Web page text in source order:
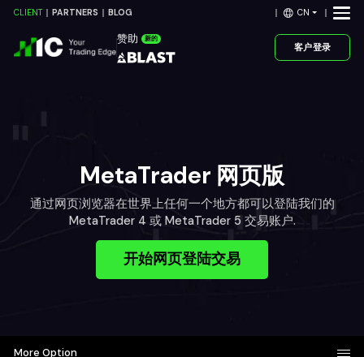
CLIENT PARTNERS BLOG CN
赞助 新的
客户登录
MetaTrader 网页版
通过网页浏览器在世界上任何一个地方都可以登陆我们的
MetaTrader 4 或 MetaTrader 5 交易账户.
开始网页登陆交易
More Option